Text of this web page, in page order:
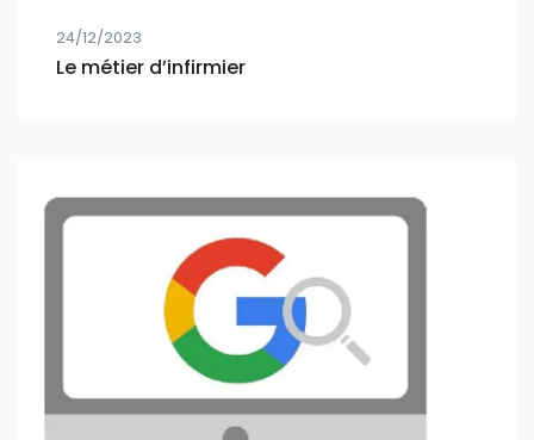
24/12/2023
Le métier d’infirmier